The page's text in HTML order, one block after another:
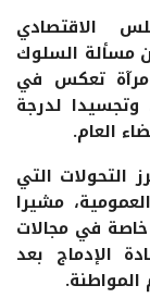
الاقتصادي
مسألة السلوك
مرآة تعكس في
لدرجة
العام.
التحولات التي
مشيرا
في مجالات
الإدماج بعد